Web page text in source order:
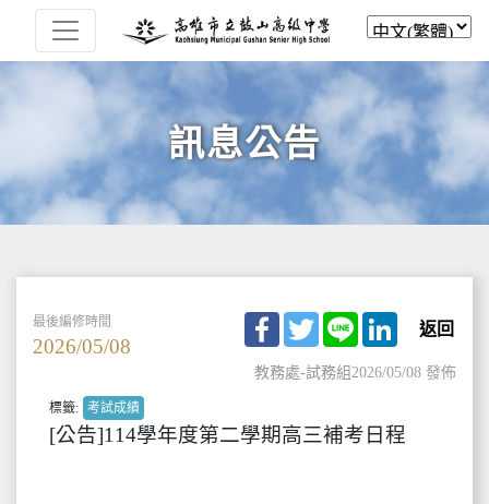
訊息公告
最後編修時間
2026/05/08
Facebook
TwitterLine LinkedIn
返回
教務處-試務組2026/05/08 發佈
標籤: 考試成績
[公告]114學年度第二學期高三補考日程